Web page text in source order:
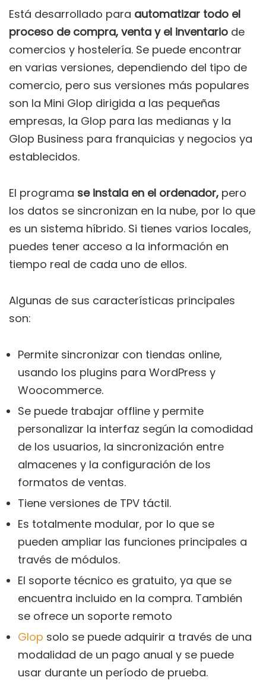
Está desarrollado para automatizar todo el
proceso de compra, venta y el inventario de
comercios y hostelería. Se puede encontrar
en varias versiones, dependiendo del tipo de
comercio, pero sus versiones más populares
son la Mini Glop dirigida a las pequeñas
empresas, la Glop para las medianas y la
Glop Business para franquicias y negocios ya
establecidos.
El programa se instala en el ordenador, pero
los datos se sincronizan en la nube, por lo que
es un sistema híbrido. Si tienes varios locales,
puedes tener acceso a la información en
tiempo real de cada uno de ellos.
Algunas de sus características principales
son:
Permite sincronizar con tiendas online,
usando los plugins para WordPress y
Woocommerce.
Se puede trabajar offline y permite
personalizar la interfaz según la comodidad
de los usuarios, la sincronización entre
almacenes y la configuración de los
formatos de ventas.
Tiene versiones de TPV táctil.
Es totalmente modular, por lo que se
pueden ampliar las funciones principales a
través de módulos.
El soporte técnico es gratuito, ya que se
encuentra incluido en la compra. También
se ofrece un soporte remoto
Glop solo se puede adquirir a través de una
modalidad de un pago anual y se puede
usar durante un período de prueba.